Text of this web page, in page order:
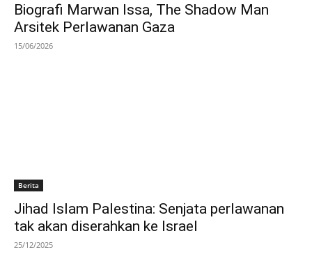
Biografi Marwan Issa, The Shadow Man
Arsitek Perlawanan Gaza
15/06/2026
Berita
Jihad Islam Palestina: Senjata perlawanan
tak akan diserahkan ke Israel
25/12/2025